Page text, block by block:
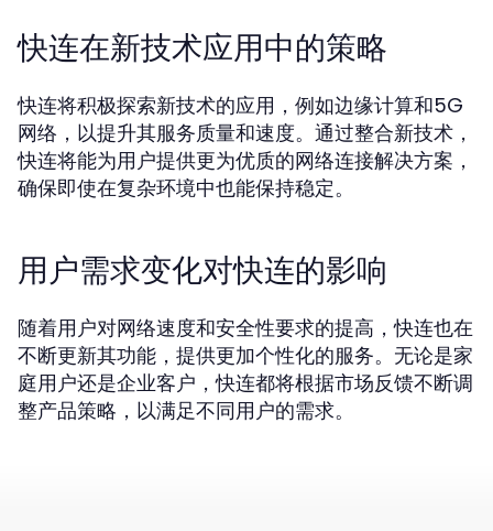
快连在新技术应用中的策略
快连将积极探索新技术的应用，例如边缘计算和5G
网络，以提升其服务质量和速度。通过整合新技术，
快连将能为用户提供更为优质的网络连接解决方案，
确保即使在复杂环境中也能保持稳定。
用户需求变化对快连的影响
随着用户对网络速度和安全性要求的提高，快连也在
不断更新其功能，提供更加个性化的服务。无论是家
庭用户还是企业客户，快连都将根据市场反馈不断调
整产品策略，以满足不同用户的需求。